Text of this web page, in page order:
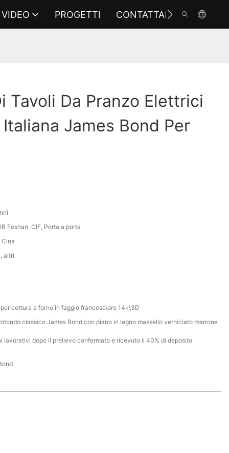
VIDEO PROGETTI CONTATTARCI
Tavoli Da Pranzo Elettrici
James Bond Per
Foshan, CIF, Porta a porta
Cina
altri
cottura a forno in faggio francese\oro 14k\3D
classico James Bond con piano in legno massello verniciato marrone
lavorativi dopo il prelievo confermato e ricevuto il 40% di deposito